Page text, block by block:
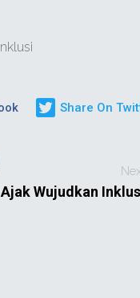
Share On
Wujudkan